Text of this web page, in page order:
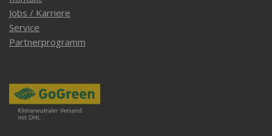
Jobs / Karriere
Service
Partnerprogramm